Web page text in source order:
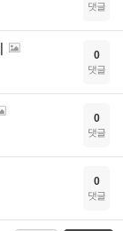
댓글
0
댓글
0
댓글
0
댓글